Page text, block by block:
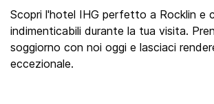
Scopri l'hotel IHG perfetto a Rocklin e
indimenticabili durante la tua visita.
soggiorno con noi oggi e lasciaci
eccezionale.